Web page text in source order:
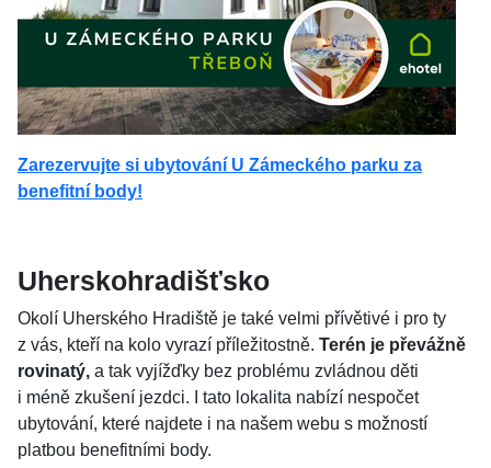
Zarezervujte si ubytování U Zámeckého parku za
benefitní body!
Uherskohradišťsko
Okolí Uherského Hradiště je také velmi přívětivé i pro ty
z vás, kteří na kolo vyrazí příležitostně. Terén je převážně
rovinatý, a tak vyjížďky bez problému zvládnou děti
i méně zkušení jezdci. I tato lokalita nabízí nespočet
ubytování, které najdete i na našem webu s možností
platbou benefitními body.